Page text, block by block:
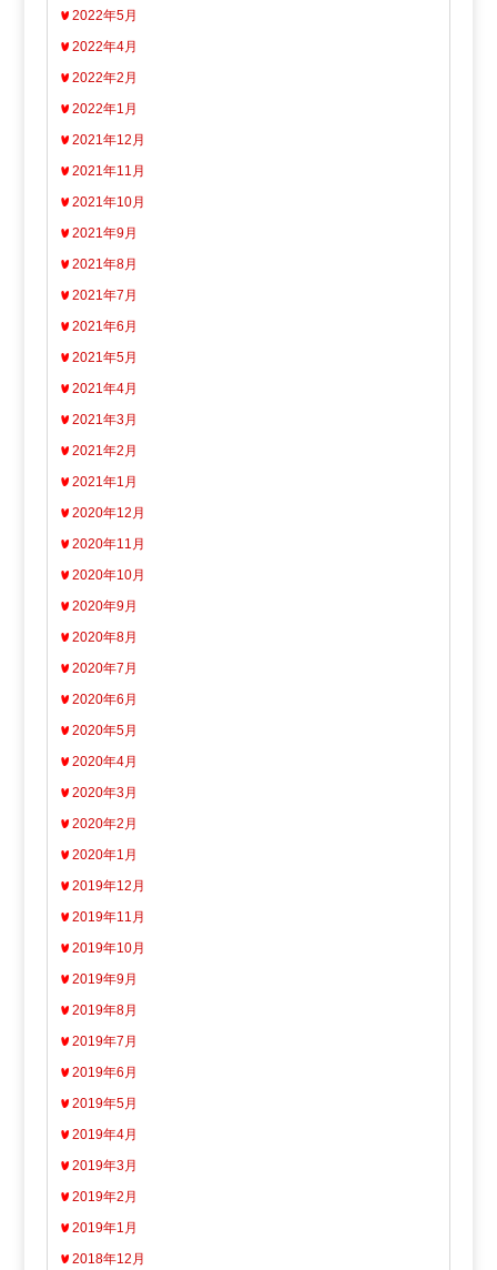
2022年5月
2022年4月
2022年2月
2022年1月
2021年12月
2021年11月
2021年10月
2021年9月
2021年8月
2021年7月
2021年6月
2021年5月
2021年4月
2021年3月
2021年2月
2021年1月
2020年12月
2020年11月
2020年10月
2020年9月
2020年8月
2020年7月
2020年6月
2020年5月
2020年4月
2020年3月
2020年2月
2020年1月
2019年12月
2019年11月
2019年10月
2019年9月
2019年8月
2019年7月
2019年6月
2019年5月
2019年4月
2019年3月
2019年2月
2019年1月
2018年12月